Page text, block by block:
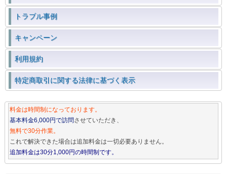
トラブル事例
キャンペーン
利用規約
特定商取引に関する法律に基づく表示
料金は時間制になっております。
基本料金6,000円で訪問させていただき、
無料で30分作業。
これで解決できた場合は追加料金は一切必要ありません。
追加料金は30分1,000円の時間制です。